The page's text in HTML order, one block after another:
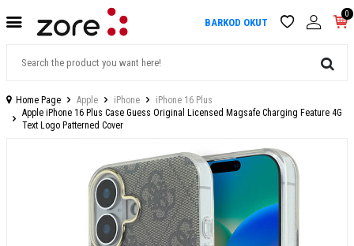
BARKOD OKUT
0
Home Page Apple iPhone
iPhone 16 Plus
Apple iPhone 16 Plus Case Guess Original Licensed Magsafe Charging Feature 4G
Text Logo Patterned Cover